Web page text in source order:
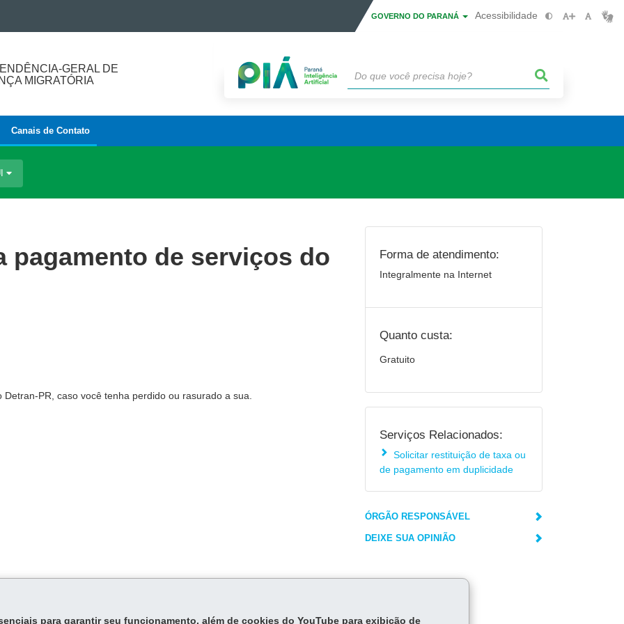
GOVERNO DO PARANÁ Acessibilidade
GERAL DE
MIGRATÓRIA
Canais de Contato
pagamento de serviços do
PR, caso você tenha perdido ou rasurado a sua.
Forma de atendimento:
Integralmente na Internet
Quanto custa:
Gratuito
Serviços Relacionados:
Solicitar restituição de taxa ou
de pagamento em duplicidade
ÓRGÃO RESPONSÁVEL
DEIXE SUA OPINIÃO
para garantir seu funcionamento, além de cookies do YouTube para exibição de